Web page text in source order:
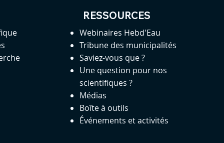
RESSOURCES
Webinaires Hebd'Eau
Tribune des municipalités
Saviez-vous que ?
Une question pour nos
scientifiques ?
Médias
Boîte à outils
Événements et activités